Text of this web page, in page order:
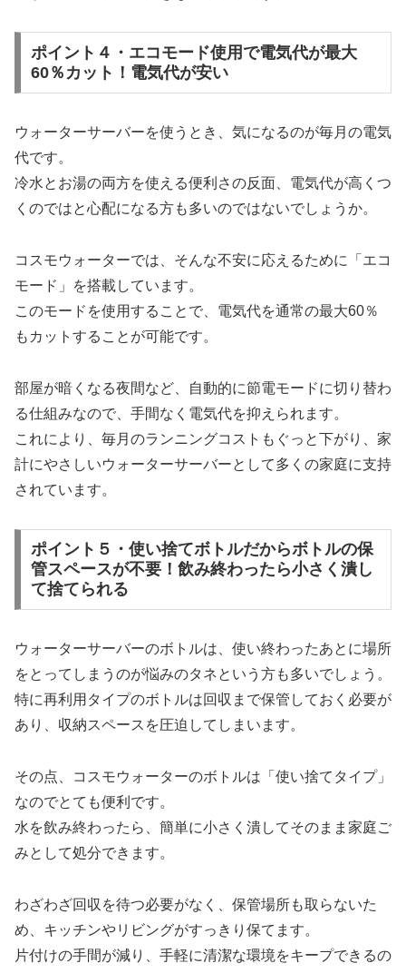
ポイント４・エコモード使用で電気代が最大
60％カット！電気代が安い
ウォーターサーバーを使うとき、気になるのが毎月の電気
代です。
冷水とお湯の両方を使える便利さの反面、電気代が高くつ
くのではと心配になる方も多いのではないでしょうか。
コスモウォーターでは、そんな不安に応えるために「エコ
モード」を搭載しています。
このモードを使用することで、電気代を通常の最大60％
もカットすることが可能です。
部屋が暗くなる夜間など、自動的に節電モードに切り替わ
る仕組みなので、手間なく電気代を抑えられます。
これにより、毎月のランニングコストもぐっと下がり、家
計にやさしいウォーターサーバーとして多くの家庭に支持
されています。
ポイント５・使い捨てボトルだからボトルの保
管スペースが不要！飲み終わったら小さく潰し
て捨てられる
ウォーターサーバーのボトルは、使い終わったあとに場所
をとってしまうのが悩みのタネという方も多いでしょう。
特に再利用タイプのボトルは回収まで保管しておく必要が
あり、収納スペースを圧迫してしまいます。
その点、コスモウォーターのボトルは「使い捨てタイプ」
なのでとても便利です。
水を飲み終わったら、簡単に小さく潰してそのまま家庭ご
みとして処分できます。
わざわざ回収を待つ必要がなく、保管場所も取らないた
め、キッチンやリビングがすっきり保てます。
片付けの手間が減り、手軽に清潔な環境をキープできるの